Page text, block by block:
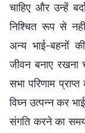
चाहिए और उन्हें
निश्चित रूप से
अन्य भाई-बहनों
जीवन बनाए रखना
सभा परिणाम
विघ्न उत्पन्न कर
संगति करने का